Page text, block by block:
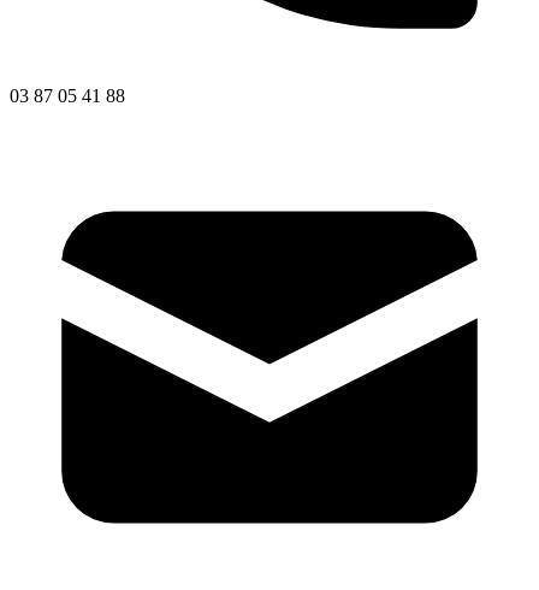
03 87 05 41 88